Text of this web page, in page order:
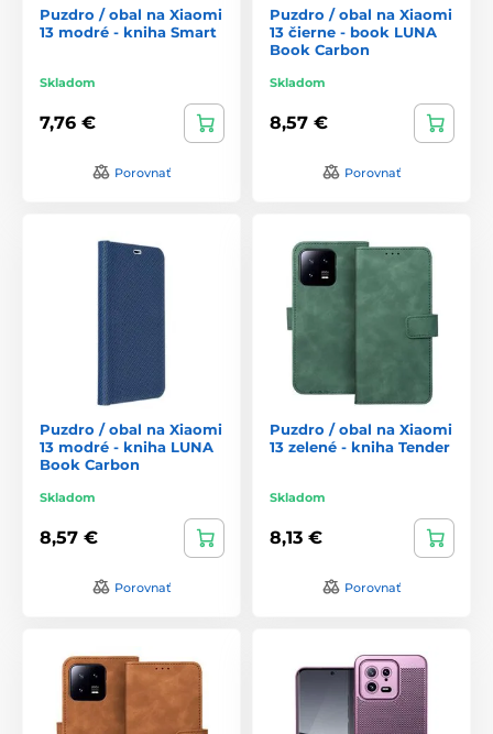
Puzdro / obal na Xiaomi
13 modré - kniha Smart
Skladom
7,76 €
Porovnať
Puzdro / obal na Xiaomi
13 čierne - book LUNA
Book Carbon
Skladom
8,57 €
Porovnať
Puzdro / obal na Xiaomi
13 modré - kniha LUNA
Book Carbon
Skladom
8,57 €
Porovnať
Puzdro / obal na Xiaomi
13 zelené - kniha Tender
Skladom
8,13 €
Porovnať